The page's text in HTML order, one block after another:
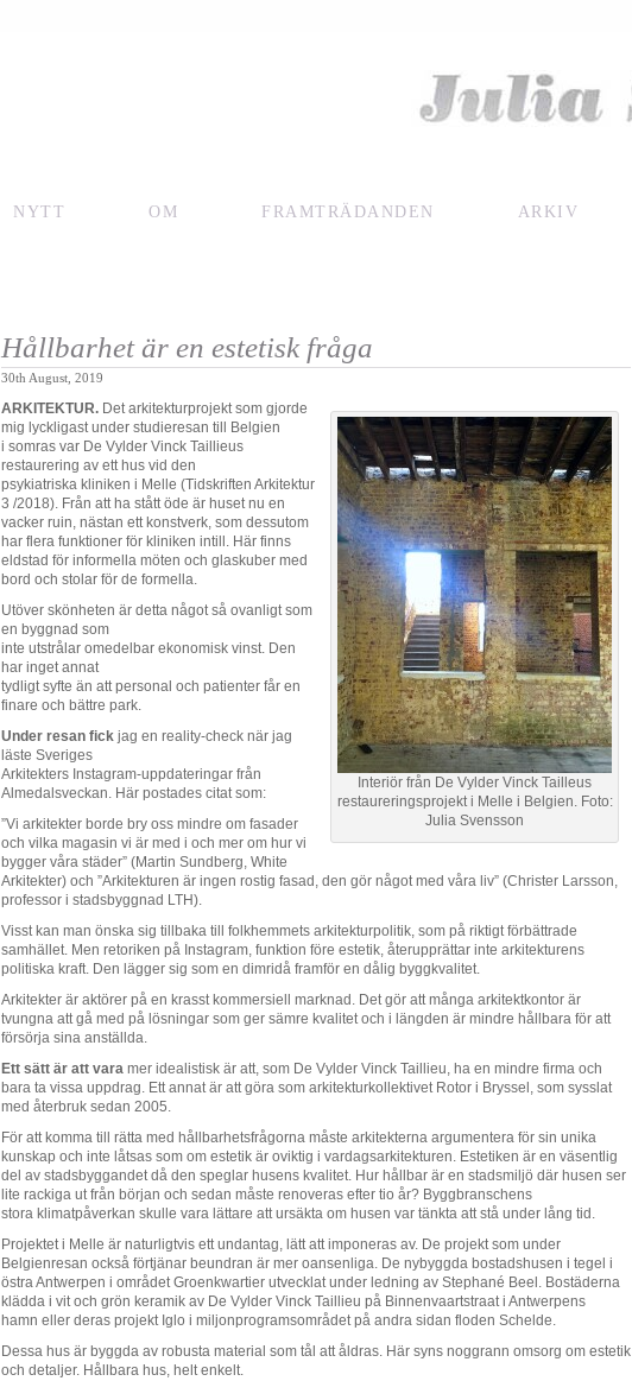
NYTT OM FRAMTRÄDANDEN ARKIV
Hållbarhet är en estetisk fråga
30th August, 2019
Interiör från De Vylder Vinck Tailleus
restaureringsprojekt i Melle i Belgien. Foto:
Julia Svensson
ARKITEKTUR. Det arkitekturprojekt som gjorde
mig lyckligast under studieresan till Belgien
i somras var De Vylder Vinck Taillieus
restaurering av ett hus vid den
psykiatriska kliniken i Melle (Tidskriften Arkitektur
3 /2018). Från att ha stått öde är huset nu en
vacker ruin, nästan ett konstverk, som dessutom
har flera funktioner för kliniken intill. Här finns
eldstad för informella möten och glaskuber med
bord och stolar för de formella.
Utöver skönheten är detta något så ovanligt som
en byggnad som
inte utstrålar omedelbar ekonomisk vinst. Den
har inget annat
tydligt syfte än att personal och patienter får en
finare och bättre park.
Under resan fick jag en reality-check när jag
läste Sveriges
Arkitekters Instagram-uppdateringar från
Almedalsveckan. Här postades citat som:
”Vi arkitekter borde bry oss mindre om fasader
och vilka magasin vi är med i och mer om hur vi
bygger våra städer” (Martin Sundberg, White
Arkitekter) och ”Arkitekturen är ingen rostig fasad, den gör något med våra liv” (Christer Larsson,
professor i stadsbyggnad LTH).
Visst kan man önska sig tillbaka till folkhemmets arkitekturpolitik, som på riktigt förbättrade
samhället. Men retoriken på Instagram, funktion före estetik, återupprättar inte arkitekturens
politiska kraft. Den lägger sig som en dimridå framför en dålig byggkvalitet.
Arkitekter är aktörer på en krasst kommersiell marknad. Det gör att många arkitektkontor är
tvungna att gå med på lösningar som ger sämre kvalitet och i längden är mindre hållbara för att
försörja sina anställda.
Ett sätt är att vara mer idealistisk är att, som De Vylder Vinck Taillieu, ha en mindre firma och
bara ta vissa uppdrag. Ett annat är att göra som arkitekturkollektivet Rotor i Bryssel, som sysslat
med återbruk sedan 2005.
För att komma till rätta med hållbarhetsfrågorna måste arkitekterna argumentera för sin unika
kunskap och inte låtsas som om estetik är oviktig i vardagsarkitekturen. Estetiken är en väsentlig
del av stadsbyggandet då den speglar husens kvalitet. Hur hållbar är en stadsmiljö där husen ser
lite rackiga ut från början och sedan måste renoveras efter tio år? Byggbranschens
stora klimatpåverkan skulle vara lättare att ursäkta om husen var tänkta att stå under lång tid.
Projektet i Melle är naturligtvis ett undantag, lätt att imponeras av. De projekt som under
Belgienresan också förtjänar beundran är mer oansenliga. De nybyggda bostadshusen i tegel i
östra Antwerpen i området Groenkwartier utvecklat under ledning av Stephané Beel. Bostäderna
klädda i vit och grön keramik av De Vylder Vinck Taillieu på Binnenvaartstraat i Antwerpens
hamn eller deras projekt Iglo i miljonprogramsområdet på andra sidan floden Schelde.
Dessa hus är byggda av robusta material som tål att åldras. Här syns noggrann omsorg om estetik
och detaljer. Hållbara hus, helt enkelt.